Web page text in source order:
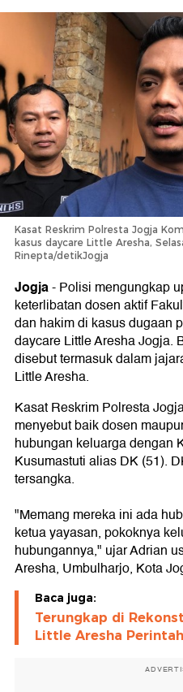
Kasat Reskrim Polresta Jogja
kasus daycare Little Aresha,
Rinepta/detikJogja
Jogja-Polisi mengungkap
keterlibatan dosen aktif
dan hakim di kasus dugaan
daycare Little Aresha Jogja.
disebut termasuk dalam
Little Aresha.
Kasat Reskrim Polresta
menyebut baik dosen
hubungan keluarga dengan
Kusumastuti alias DK (51).
tersangka.
"Memang mereka ini ada
ketua yayasan, pokoknya
hubungannya," ujar Adrian
Aresha, Umbulharjo, Kota
Baca juga:
Terungkap di
Little Aresha